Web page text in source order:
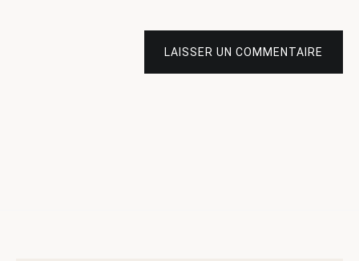
LAISSER UN COMMENTAIRE